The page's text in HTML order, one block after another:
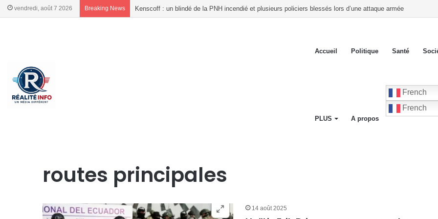
vendredi, août 7 2026 Breaking News Élections en Haïti : le CEP publie la liste de 18 groupements politiques enregistrés
Accueil Politique Santé
PLUS A propos
French
French
French
routes principales
14 août 2025